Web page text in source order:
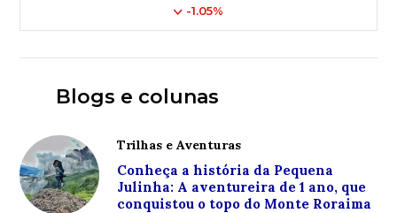
-1.05%
Blogs e colunas
Trilhas e Aventuras
Conheça a história da Pequena
Julinha: A aventureira de 1 ano, que
conquistou o topo do Monte Roraima